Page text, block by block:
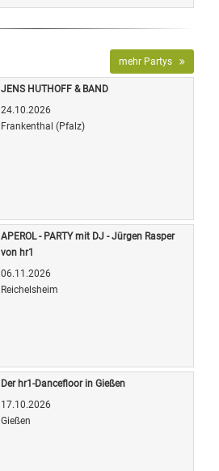
mehr Partys
JENS HUTHOFF & BAND
24.10.2026
Frankenthal (Pfalz)
APEROL - PARTY mit DJ - Jürgen Rasper
von hr1
06.11.2026
Reichelsheim
Der hr1-Dancefloor in Gießen
17.10.2026
Gießen